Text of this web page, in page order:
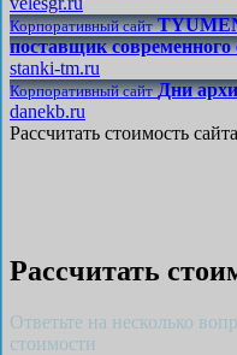
Корпоративный сайт
поставщик современного
stanki-tm.ru
Корпоративный сайт Дни
danekb.ru
Рассчитать стоимость сайта
Рассчитать
Ответьте на несколько
стоимости